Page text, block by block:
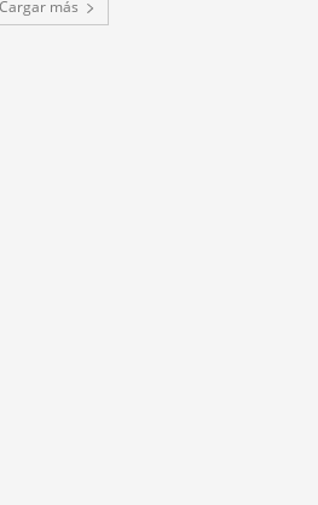
Cargar más